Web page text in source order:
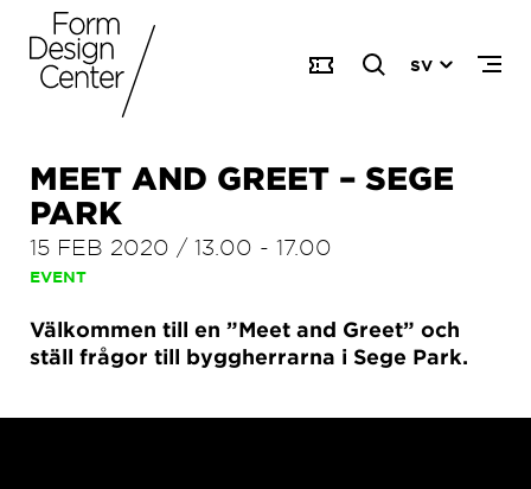
SV
MEET AND GREET – SEGE
PARK
15 FEB 2020 / 13.00 - 17.00
EVENT
Välkommen till en ”Meet and Greet” och
ställ frågor till byggherrarna i Sege Park.